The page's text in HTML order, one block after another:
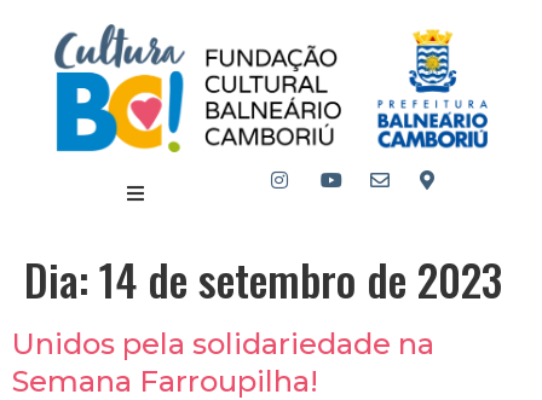
Dia:14 de setembro de 2023
Unidos pela solidariedade na
Semana Farroupilha!